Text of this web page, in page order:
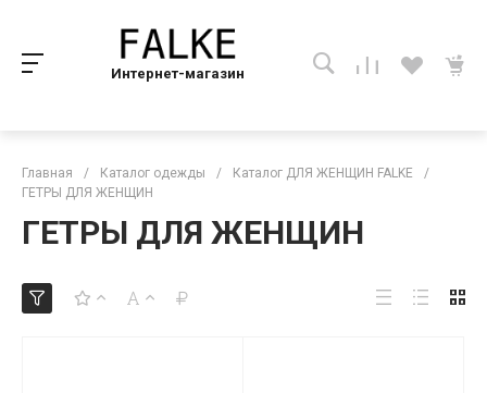
Интернет-магазин
Главная / Каталог одежды / Каталог ДЛЯ ЖЕНЩИН FALKE
/
ГЕТРЫ ДЛЯ ЖЕНЩИН
ГЕТРЫ ДЛЯ ЖЕНЩИН